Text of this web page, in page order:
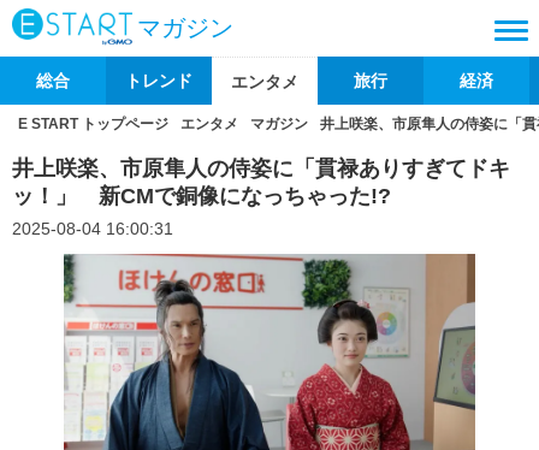
マガジン
総合 トレンド エンタメ 旅行 経済
E START トップページ エンタメ マガジン 井上咲楽、市原隼人の侍姿に「
井上咲楽、市原隼人の侍姿に「貫禄ありすぎてドキ
ッ！」 新CMで銅像になっちゃった!?
2025-08-04 16:00:31